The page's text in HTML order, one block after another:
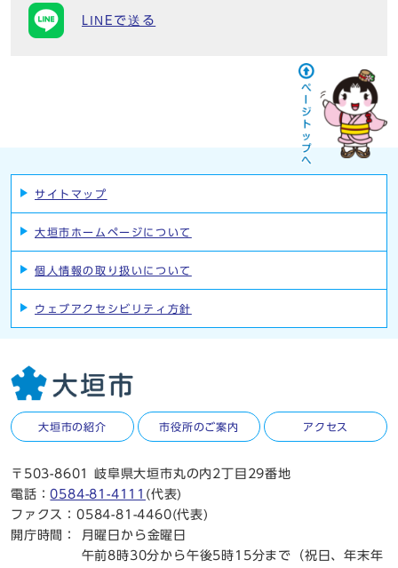
LINEで送る
サイトマップ
大垣市ホームページについて
個人情報の取り扱いについて
ウェブアクセシビリティ方針
大垣市の紹介 市役所のご案内 アクセス
〒503-8601 岐阜県大垣市丸の内2丁目29番地
電話：0584-81-4111 (代表)
ファクス：0584-81-4460(代表)
開庁時間：
月曜日から金曜日
午前8時30分から午後5時15分まで（祝日、年末年